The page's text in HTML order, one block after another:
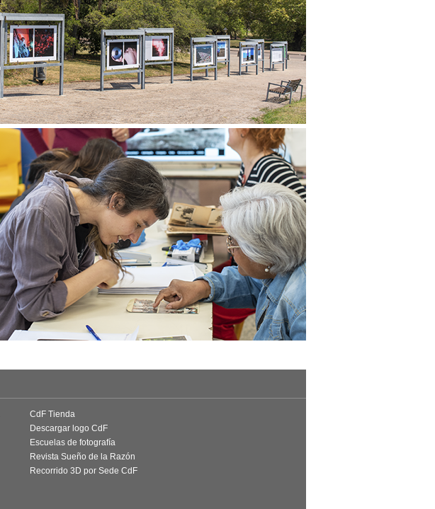
CdF Tienda
Descargar logo CdF
Escuelas de fotografía
Revista Sueño de la Razón
Recorrido 3D por Sede CdF